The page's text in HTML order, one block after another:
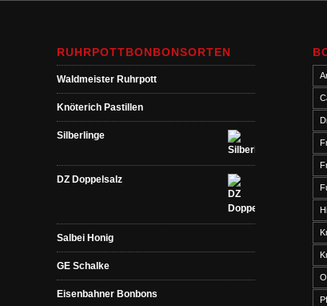
RUHRPOTTBONBONSORTEN
Waldmeister Ruhrpott
Knöterich Pastillen
Silberlinge
DZ Doppelsalz
Salbei Honig
GE Schalke
Eisenbahner Bonbons